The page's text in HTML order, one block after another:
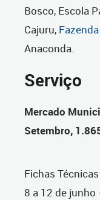
Bosco, Escola
Cajuru,
Anaconda.
Serviço
Mercado
Setembro,
Fichas
8 a 12 de